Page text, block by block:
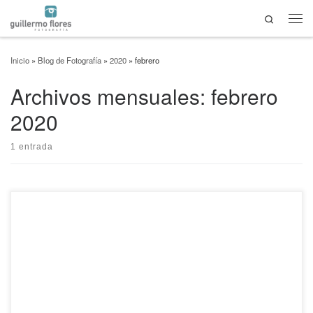
Saltar al contenido
Search
Inicio » Blog de Fotografía » 2020 » febrero
Archivos mensuales: febrero
2020
1 entrada